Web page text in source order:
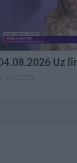
Uz
augusts